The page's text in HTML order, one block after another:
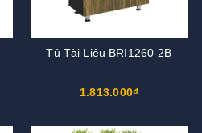
Tủ Tài Liệu BRI1260-2B
1.813.000₫